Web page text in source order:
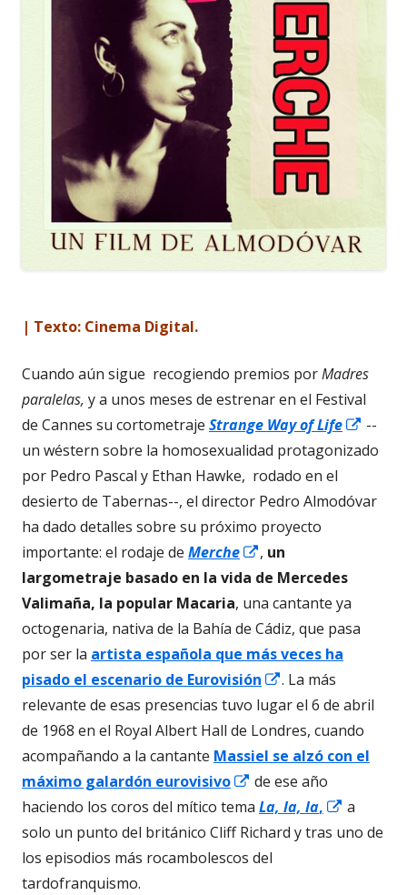
| Texto: Cinema Digital.
Cuando aún sigue recogiendo premios porMadres
paralelas, y a unos meses de estrenar en el Festival
de Cannes su cortometraje Strange Way of Life
Abrir
en
--
un wéstern sobre la homosexualidad protagonizado
por Pedro Pascal y Ethan Hawke, rodado en el
desierto de Tabernas--, el director Pedro Almodóvar
ha dado detalles sobre su próximo proyecto
importante: el rodaje de Merche
Abrir
en
una
ventana
nueva
, un
largometraje basado en la vida de Mercedes
Valimaña, la popular Macaria, una cantante ya
octogenaria, nativa de la Bahía de Cádiz, que pasa
por ser la artista española que más veces ha
pisado el escenario de Eurovisión
Abrir
en
una
ventana
nueva
. La más
relevante de esas presencias tuvo lugar el 6 de abril
de 1968 en el Royal Albert Hall de Londres, cuando
acompañando a la cantante Massiel se alzó con el
máximo galardón eurovisivo
Abrir
en
una
ventana
de ese año
haciendo los coros del mítico tema La, la, la,
Abrir
en
a
solo un punto del británico Cliff Richard y tras uno de
los episodios más rocambolescos del
tardofranquismo.